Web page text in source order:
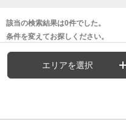
該当の検索結果は0件でした。
条件を変えてお探しください。
エリアを選択